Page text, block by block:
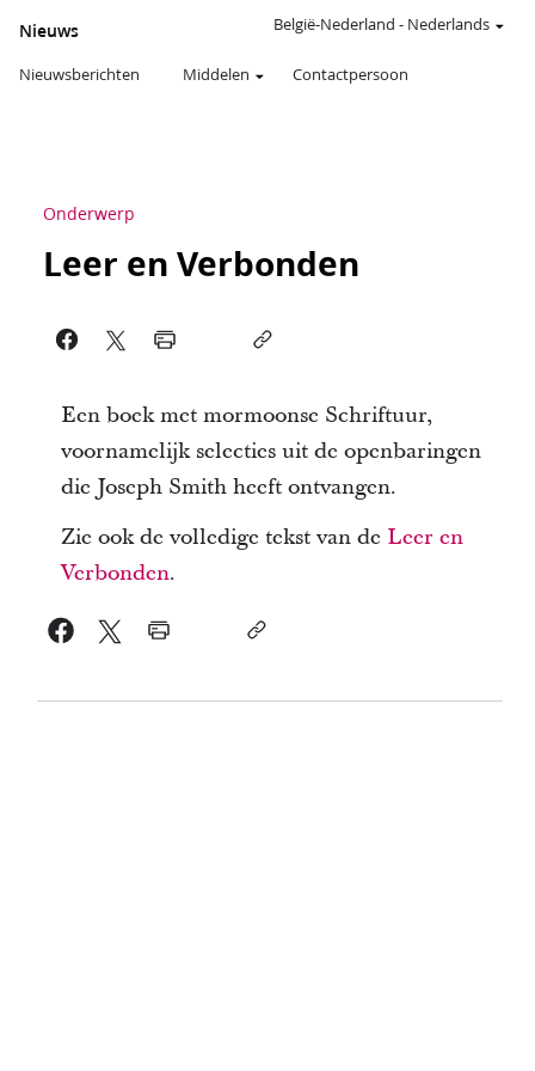
Nieuws
Nieuwsberichten Middelen Contactpersoon
België-Nederland - Nederlands
Onderwerp
Leer en Verbonden
Een boek met mormoonse Schriftuur,
voornamelijk selecties uit de openbaringen
die Joseph Smith heeft ontvangen.
Zie ook de volledige tekst van de Leer en
Verbonden.